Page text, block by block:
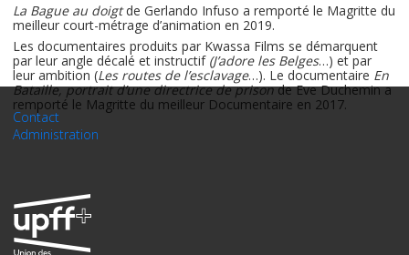
La Bague au doigtde Gerlando Infuso a remporté le Magritte du
meilleur court-métrage d’animation en 2019.
Les documentaires produits par Kwassa Films se démarquent
par leur angle décalé et instructif (J’adore les Belges…) et par
leur ambition (Les routes de l’esclavage…). Le documentaire En
Bataille, portrait d’une directrice de prisonde Eve Duchemin a
remporté le Magritte du meilleur Documentaire en 2017.
Contact
Administration